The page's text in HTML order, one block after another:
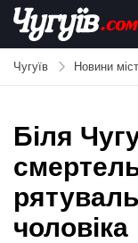
Skip
content
Chuguiv
Чугуїв Новини
Біля
чоловіка